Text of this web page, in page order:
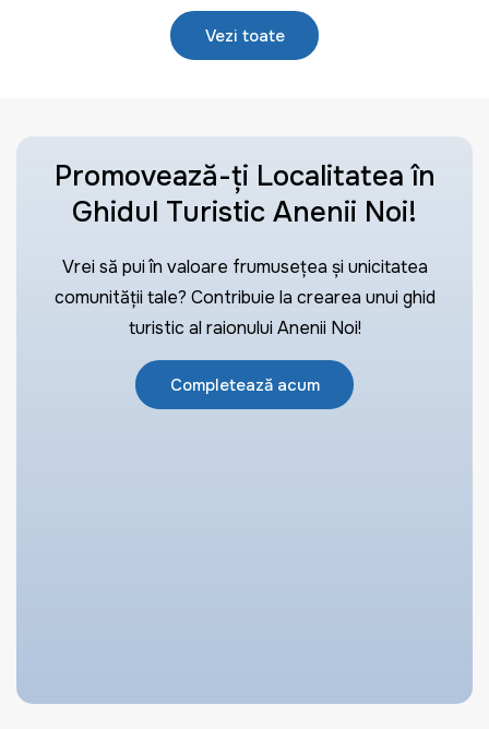
Vezi toate
Promovează-ți Localitatea în
Ghidul Turistic Anenii Noi!
Vrei să pui în valoare frumusețea și unicitatea
comunității tale? Contribuie la crearea unui ghid
turistic al raionului Anenii Noi!
Completează acum